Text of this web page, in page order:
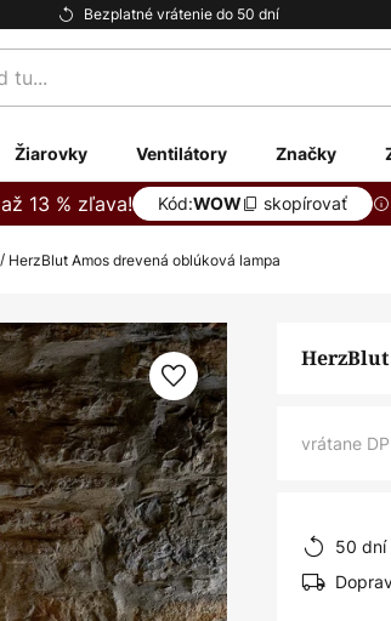
Bezplatné vrátenie do 50 dní
Žiarovky Ventilátory Značky
až 13 % zľava! Kód:WOW skopírovať
HerzBlut Amos drevená oblúková lampa
vrátane
50 dní